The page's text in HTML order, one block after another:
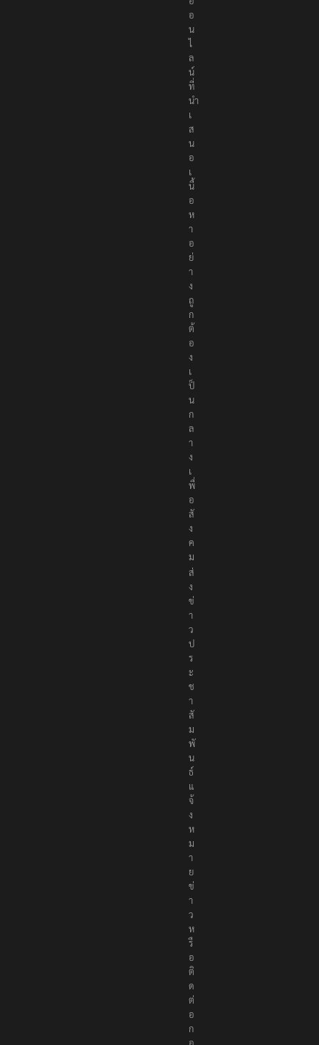
อ
น
ไ
ล
น์
ที่
นำ
เ
ส
น
อ
เ
นื้
อ
ห
า
อ
ย่
า
ง
ถู
ก
ต้
อ
ง
เ
ป็
น
ก
ล
า
ง
เ
พื่
อ
สั
ง
ค
ม
ส่
ง
ข่
า
ว
ป
ร
ะ
ช
า
สั
ม
พั
น
ธ์
แ
จ้
ง
ห
ม
า
ย
ข่
า
ว
ห
รื
อ
ติ
ด
ต่
อ
ก